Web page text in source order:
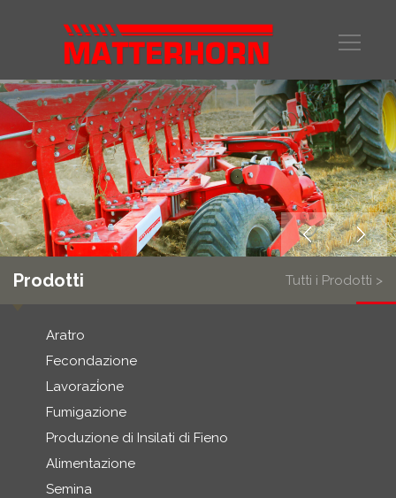
Prodotti Tutti i Prodotti >
Aratro
Fecondazione
Lavorazi̇one
Fumigazione
Produzione di Insilati di Fieno
Alimentazione
Semina